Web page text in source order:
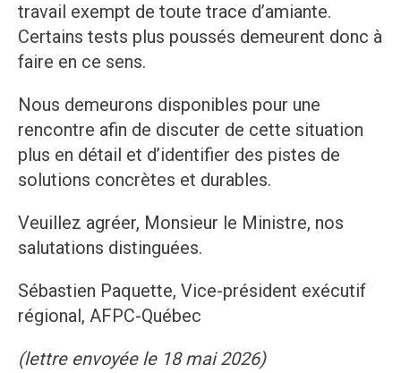
travail exempt de toute trace d’amiante.
Certains tests plus poussés demeurent donc à
faire en ce sens.
Nous demeurons disponibles pour une
rencontre afin de discuter de cette situation
plus en détail et d’identifier des pistes de
solutions concrètes et durables.
Veuillez agréer, Monsieur le Ministre, nos
salutations distinguées.
Sébastien Paquette, Vice-président exécutif
régional, AFPC-Québec
(lettre envoyée le 18 mai 2026)